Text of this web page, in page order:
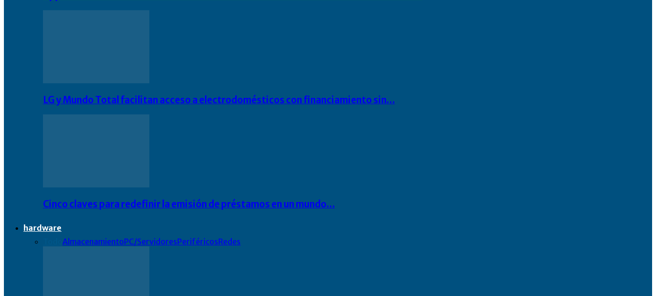
LG y Mundo Total facilitan acceso a electrodomésticos con financiamiento sin…
Cinco claves para redefinir la emisión de préstamos en un mundo…
hardware
AlmacenamientoPC/ServidoresPeriféricosRedes